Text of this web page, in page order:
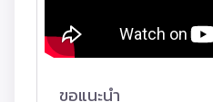
ขอแนะนำ